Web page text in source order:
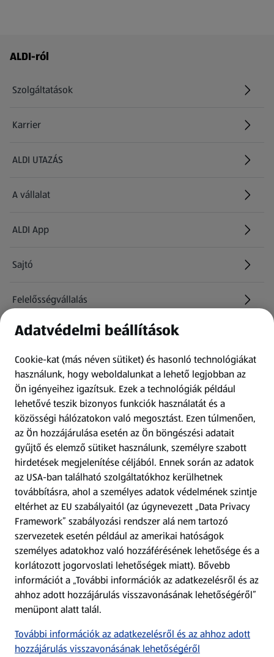
Láblécmenü - további linkek
ALDI-ról
Szolgáltatások
Karrier
(új oldalon nyílik meg)
ALDI UTAZÁS
(új oldalon nyílik meg)
A vállalat
ALDI App
Sajtó
Felelősségvállalás
Információk
Kérdőív
Fizetési lehetőségek
ALDI utalványok
Árcsökkentés
Adattörlő alkalmazás
Szervizpont
(új oldalon nyílik meg)
Fedezz fel minket az interneten!
Töltsd le az ALDI Magyarország applikációt!
Adatvédelmi beállítások
Cookie-kat (más néven sütiket) és hasonló technológiákat
használunk, hogy weboldalunkat a lehető legjobban az
Ön igényeihez igazítsuk. Ezek a technológiák például
lehetővé teszik bizonyos funkciók használatát és a
közösségi hálózatokon való megosztást. Ezen túlmenően,
az Ön hozzájárulása esetén az Ön böngészési adatait
gyűjtő és elemző sütiket használunk, személyre szabott
hirdetések megjelenítése céljából. Ennek során az adatok
az USA-ban található szolgáltatókhoz kerülhetnek
továbbításra, ahol a személyes adatok védelmének szintje
eltérhet az EU szabályaitól (az úgynevezett „Data Privacy
Framework” szabályozási rendszer alá nem tartozó
szervezetek esetén például az amerikai hatóságok
személyes adatokhoz való hozzáférésének lehetősége és a
korlátozott jogorvoslati lehetőségek miatt). Bővebb
információt a „További információk az adatkezelésről és az
ahhoz adott hozzájárulás visszavonásának lehetőségéről”
menüpont alatt talál.
További információk az adatkezelésről és az ahhoz adott
hozzájárulás visszavonásának lehetőségéről